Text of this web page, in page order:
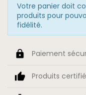
Votre panier doit
produits pour
fidélité.
Paiement
Produits